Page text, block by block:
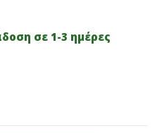
σε 1-3 ημέρες